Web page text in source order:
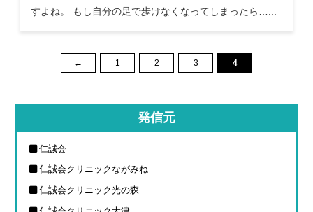
すよね。 もし自分の足で歩けなくなってしまったら…...
← 1 2 3 4
発信元
仁誠会
仁誠会クリニックながみね
仁誠会クリニック光の森